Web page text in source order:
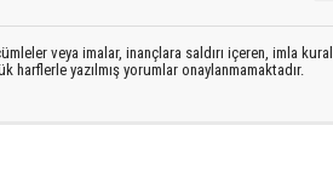
veya imalar, inançlara saldırı içeren, imla
harflerle yazılmış yorumlar onaylanmamaktadır.